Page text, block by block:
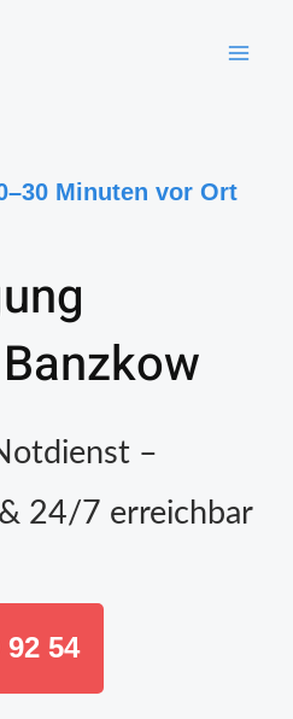
Minuten vor Ort
–
24/7 erreichbar
92 54